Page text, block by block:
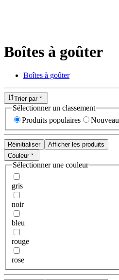
Boîtes à goûter
Boîtes à goûter
Trier par
Sélectionner un classement
Produits populaires
Nouveau
Réinitialiser
Afficher les produits
Couleur
Sélectionner une couleur
gris
noir
bleu
rouge
rose